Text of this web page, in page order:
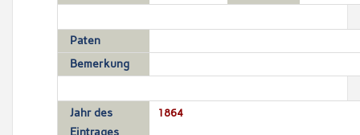
Paten
Bemerkung
Jahr des
Eintrages
1864